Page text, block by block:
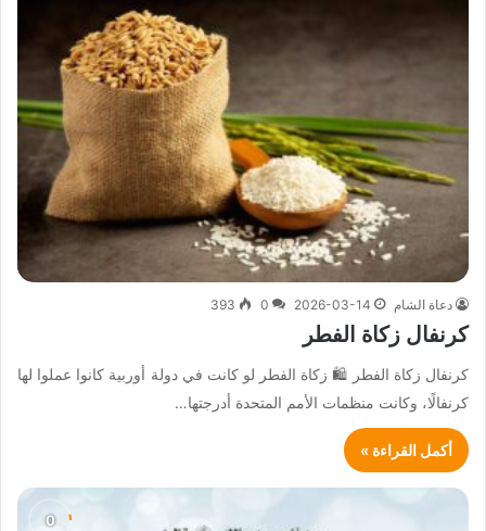
دعاة الشام 2026-03-14
0
393
كرنفال زكاة الفطر
كرنفال زكاة الفطر 🛍 زكاة الفطر لو كانت في دولة أوربية كانوا عملوا لها
كرنفالًا، وكانت منظمات الأمم المتحدة أدرجتها…
أكمل القراءة »